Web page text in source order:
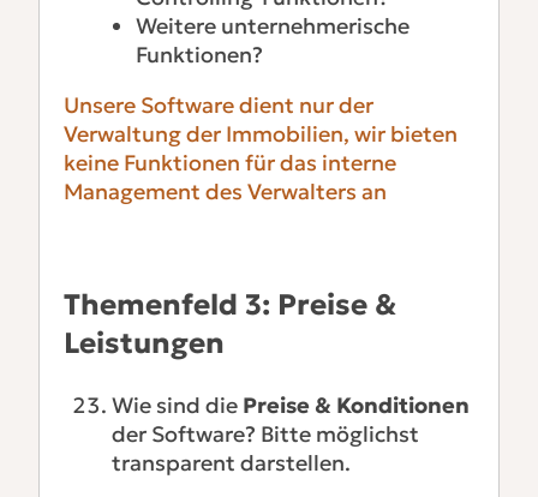
Weitere unternehmerische
Funktionen?
Unsere Software dient nur der
Verwaltung der Immobilien, wir bieten
keine Funktionen für das interne
Management des Verwalters an
Themenfeld 3: Preise &
Leistungen
Wie sind die Preise & Konditionen
der Software? Bitte möglichst
transparent darstellen.